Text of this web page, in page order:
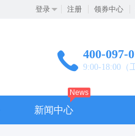
登录 注册 领券中心
400-097-
9:00-18:00（
新闻中心
News